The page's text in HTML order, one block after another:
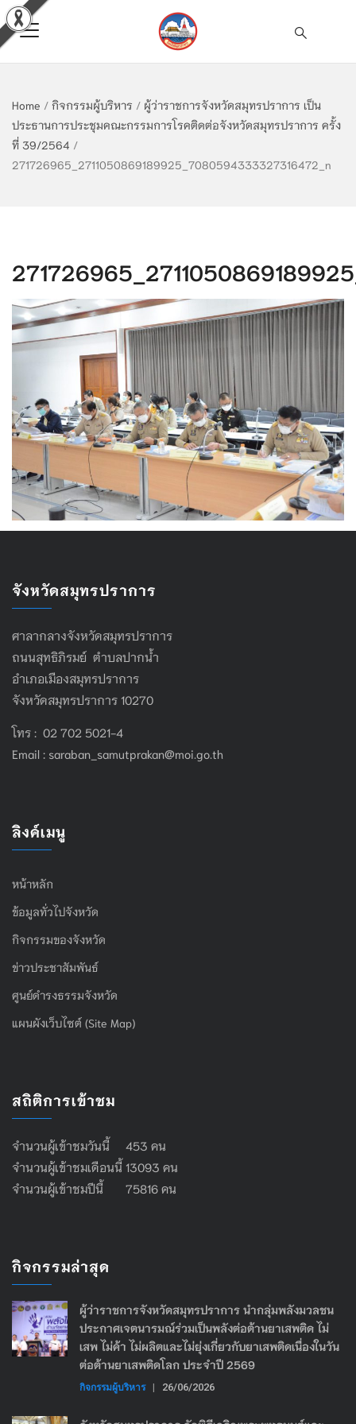
Home / กิจกรรมผู้บริหาร / ผู้ว่าราชการจังหวัดสมุทรปราการ เป็น
ประธานการประชุมคณะกรรมการโรคติดต่อจังหวัดสมุทรปราการ ครั้ง
ที่ 39/2564 /
271726965_2711050869189925_7080594333327316472_n
จังหวัดสมุทรปราการ
ศาลากลางจังหวัดสมุทรปราการ
ถนนสุทธิภิรมย์ ตำบลปากน้ำ
อำเภอเมืองสมุทรปราการ
จังหวัดสมุทรปราการ 10270
โทร : 02 702 5021-4
Email : saraban_samutprakan@moi.go.th
ลิงค์เมนู
หน้าหลัก
ข้อมูลทั่วไปจังหวัด
กิจกรรมของจังหวัด
ข่าวประชาสัมพันธ์
ศูนย์ดำรงธรรมจังหวัด
แผนผังเว็บไซต์ (Site Map)
สถิติการเข้าชม
จำนวนผู้เข้าชมวันนี้ 453 คน
จำนวนผู้เข้าชมเดือนนี้ 13093 คน
จำนวนผู้เข้าชมปีนี้ 75816 คน
กิจกรรมล่าสุด
ผู้ว่าราชการจังหวัดสมุทรปราการ นำกลุ่มพลังมวลชน
ประกาศเจตนารมณ์ร่วมเป็นพลังต่อต้านยาเสพติด ไม่
เสพ ไม่ค้า ไม่ผลิตและไม่ยุ่งเกี่ยวกับยาเสพติดเนื่องในวัน
ต่อต้านยาเสพติดโลก ประจำปี 2569
กิจกรรมผู้บริหาร | 26/06/2026